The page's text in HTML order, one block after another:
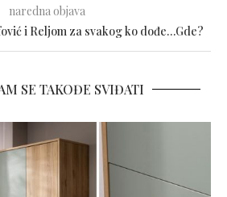
naredna objava
i Reljom za svakog ko dođe…Gde?
SE TAKOĐE SVIĐATI